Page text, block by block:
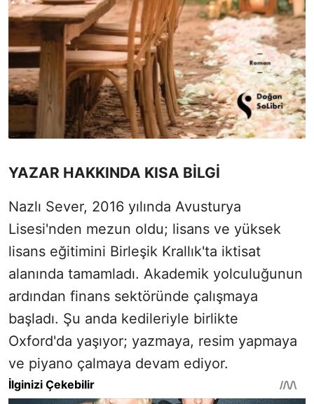
YAZAR HAKKINDA KISA BİLGİ
Nazlı Sever, 2016 yılında Avusturya
Lisesi'nden mezun oldu; lisans ve yüksek
lisans eğitimini Birleşik Krallık'ta iktisat
alanında tamamladı. Akademik yolculuğunun
ardından finans sektöründe çalışmaya
başladı. Şu anda kedileriyle birlikte
Oxford'da yaşıyor; yazmaya, resim yapmaya
ve piyano çalmaya devam ediyor.